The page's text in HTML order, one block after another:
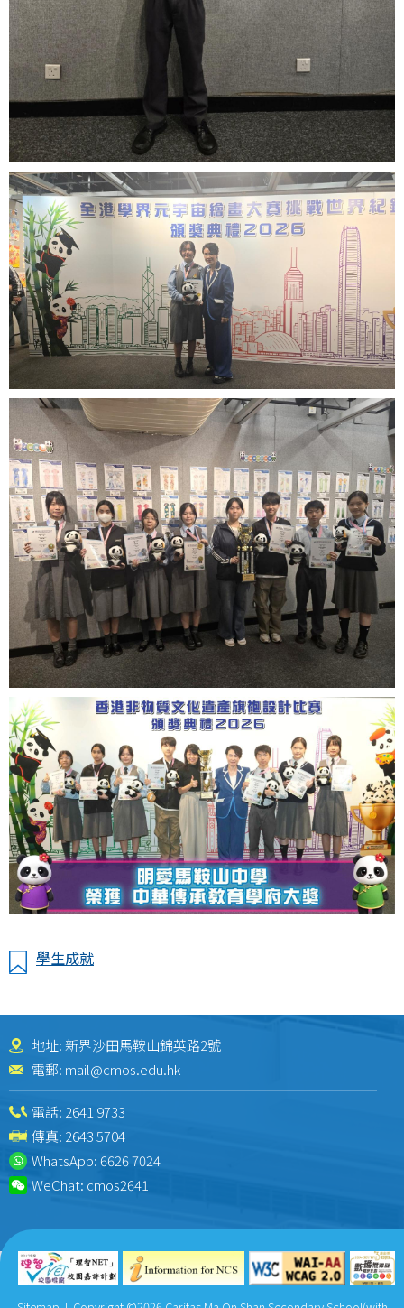
學生成就
地址: 新界沙田馬鞍山錦英路2號
電郵: mail@cmos.edu.hk
電話: 2641 9733
傳真: 2643 5704
WhatsApp:6626 7024
WeChat: cmos2641